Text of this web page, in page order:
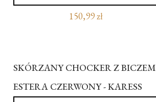
150,99 zł
SKÓRZANY CHOCKER Z BICZEM
ESTERA CZERWONY - KARESS